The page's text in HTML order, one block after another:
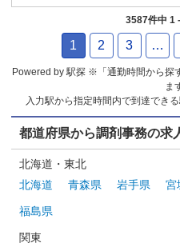
3587件中 1
1 2 3 …
Powered by 駅探 ※「通勤時間から探
ま
入力駅から指定時間内で到達でき
都道府県から調剤事務の求
北海道・東北
北海道
青森県 岩手県 宮
福島県
関東